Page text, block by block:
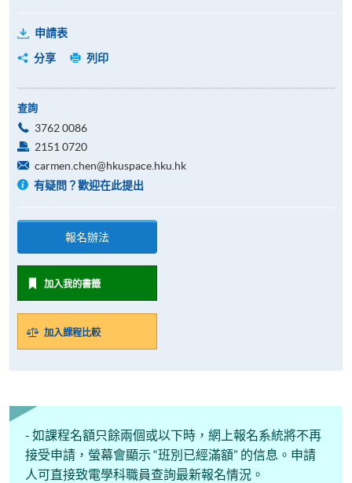
申請表
分享
列印
查詢
3762 0086
2151 0720
carmen.chen@hkuspace.hku.hk
有疑問？歡迎在此提出
報名辦法
加入我的書籤
加入課程比較
- 如課程名額只餘兩個或以下時，網上報名系統將不再
接受申請，螢幕會顯示 “班別已經滿額” 的信息。申請
人可直接致電學科職員查詢最新報名情況。